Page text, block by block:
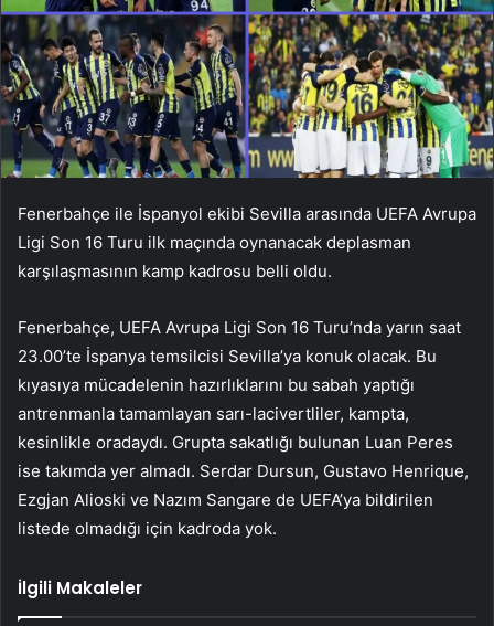
Fenerbahçe ile İspanyol ekibi Sevilla arasında UEFA Avrupa
Ligi Son 16 Turu ilk maçında oynanacak deplasman
karşılaşmasının kamp kadrosu belli oldu.
Fenerbahçe, UEFA Avrupa Ligi Son 16 Turu’nda yarın saat
23.00’te İspanya temsilcisi Sevilla’ya konuk olacak. Bu
kıyasıya mücadelenin hazırlıklarını bu sabah yaptığı
antrenmanla tamamlayan sarı-lacivertliler, kampta,
kesinlikle oradaydı. Grupta sakatlığı bulunan Luan Peres
ise takımda yer almadı. Serdar Dursun, Gustavo Henrique,
Ezgjan Alioski ve Nazım Sangare de UEFA’ya bildirilen
listede olmadığı için kadroda yok.
İlgili Makaleler